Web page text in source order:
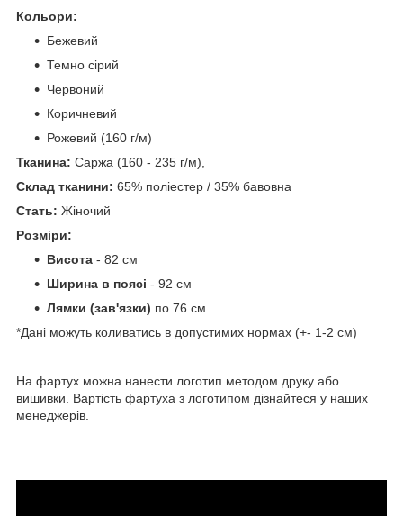
Кольори:
Бежевий
Темно сірий
Червоний
Коричневий
Рожевий (160 г/м)
Тканина: Саржа (160 - 235 г/м),
Склад тканини: 65% поліестер / 35% бавовна
Стать: Жіночий
Розміри:
Висота - 82 см
Ширина в поясі - 92 см
Лямки (зав'язки) по 76 см
*Дані можуть коливатись в допустимих нормах (+- 1-2 см)
На фартух можна нанести логотип методом друку або
вишивки. Вартість фартуха з логотипом дізнайтеся у наших
менеджерів.